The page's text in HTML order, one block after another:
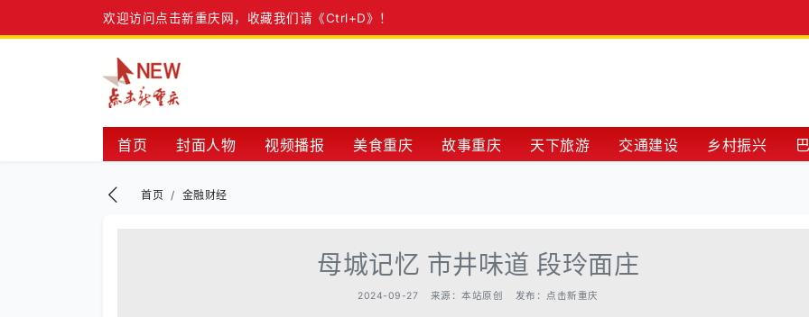
欢迎访问点击新重庆网，收藏我们请《Ctrl+D》！
首页 封面人物 视频播报 美食重庆 故事重庆 天下旅游 交通建设 乡村振兴
首页 金融财经
母城记忆 市井味道 段玲面庄
2024-09-27 来源：本站原创 发布：点击新重庆